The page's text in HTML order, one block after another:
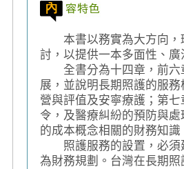
本書以務實為大方向，
討，以提供一本多面性、
全書分為十四章，前六
展，並說明長期照護的服
營與評值及安寧療護；第
令，及醫療糾紛的預防與
的成本概念相關的財務知識
照護服務的設置，必須
為財務規劃。台灣在長期